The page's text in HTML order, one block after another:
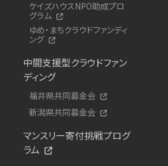
ケイズハウスNPO助成プロ
グラム
ゆめ・まちクラウドファンディ
ング
中間支援型クラウドファン
ディング
福井県共同募金会
新潟県共同募金会
マンスリー寄付挑戦プログ
ラム